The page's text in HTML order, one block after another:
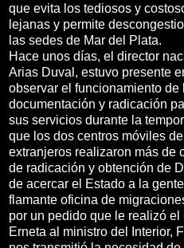
que evita los tediosos y
lejanas y permite
las sedes de Mar del Plata.
Hace unos días, el director
Arias Duval, estuvo presente
observar el funcionamiento
documentación y radicación
sus servicios durante la
que los dos centros móviles
extranjeros realizaron más de
de radicación y obtención de
de acercar el Estado a la
flamante oficina de
por un pedido que le realizó
Erneta al ministro del Interior,